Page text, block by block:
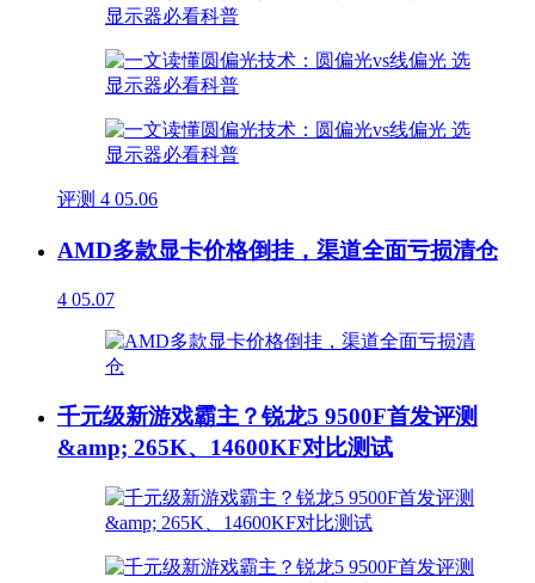
评测 4 05.06
AMD多款显卡价格倒挂，渠道全面亏损清仓
4 05.07
千元级新游戏霸主？锐龙5 9500F首发评测
&amp; 265K、14600KF对比测试